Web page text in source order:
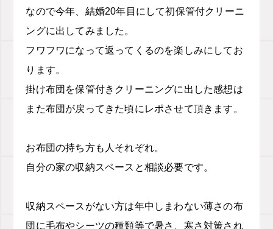
なので今年、結婚20年目にして初保管付クリーニ
ングに出してみました。
フワフワになって返ってくるのを楽しみにしてお
ります。
掛け布団を保管付きクリーニングに出した感想は
また布団が戻ってきた頃にレポさせて頂きます。
お布団の持ち方も人それぞれ。
自分の家の収納スペースと相談必要です。
収納スペースがない方は年中しまわない薄さの布
団に毛布やシーツの種類等で暑さ、寒さ対策され